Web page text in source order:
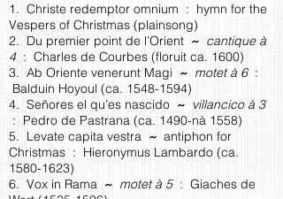
1. Christe redemptor omnium : hymn for the
Vespers of Christmas (plainsong)
2. Du premier point de l’Orient ~ cantique à
4 : Charles de Courbes (floruit ca. 1600)
3. Ab Oriente venerunt Magi ~ motet à 6 :
Balduin Hoyoul (ca. 1548-1594)
4. Señores el qu’es nascido ~ villancico à 3
: Pedro de Pastrana (ca. 1490-nà 1558)
5. Levate capita vestra ~ antiphon for
Christmas : Hieronymus Lambardo (ca.
1580-1623)
6. Vox in Rama ~ motet à 5: Giaches de